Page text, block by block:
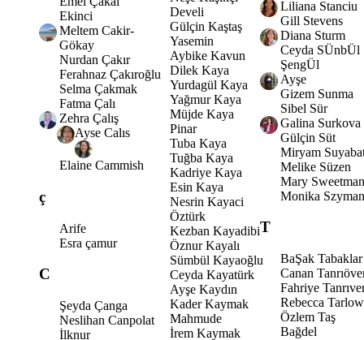
Ekinci
Meltem Cakir-
Gökay
Nurdan Çakır
Ferahnaz Çakıroğlu
Selma Çakmak
Fatma Çalı
Zehra Çalış
Ayse Calıs
Elaine Cammish
ç
Arife
Esra çamur
C
Şeyda Çanga
Neslihan Canpolat
İlknur
Develi
Gülçin Kaştaş
Yasemin
Aybike Kavun
Dilek Kaya
Yurdagül Kaya
Yağmur Kaya
Müjde Kaya
Pinar
Tuba Kaya
Tuğba Kaya
Kadriye Kaya
Esin Kaya
Nesrin Kayaci
Öztürk
Kezban Kayadibi
Öznur Kayalı
Sümbül Kayaoğlu
Ceyda Kayatürk
Ayşe Kaydın
Kader Kaymak
Mahmude
İrem Kaymak
Liliana Stanciu
Gill Stevens
Diana Sturm
Ceyda SÜnbÜl
ŞengÜl
Ayşe
Gizem Sunma
Sibel Sür
Galina Surkova
Gülçin Süt
Miryam
Melike Süzen
Mary Sweetman
Monika
T
BaŞak Tabaklar
Canan
Fahriye
Rebecca Tarlow
Özlem Taş
Bağdel